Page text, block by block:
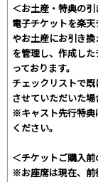
＜お土産・特典の
電子チケットを楽
やお土産にお引き
を管理し、作成し
っております。
チェックリストで
させていただいた場
※キャスト先行特典
ください。
＜チケットご購入
※お座席は現在、前